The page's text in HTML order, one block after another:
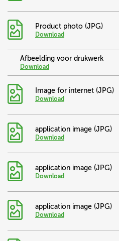
Product photo (JPG)
Download
Afbeelding voor drukwerk
Download
Image for internet (JPG)
Download
application image (JPG)
Download
application image (JPG)
Download
application image (JPG)
Download